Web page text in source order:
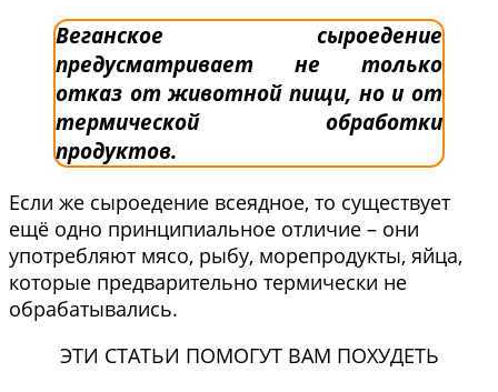
Веганское сыроедение
предусматривает не только
отказ от животной пищи, но и от
термической обработки
продуктов.
Если же сыроедение всеядное, то существует
ещё одно принципиальное отличие – они
употребляют мясо, рыбу, морепродукты, яйца,
которые предварительно термически не
обрабатывались.
ЭТИ СТАТЬИ ПОМОГУТ ВАМ ПОХУДЕТЬ